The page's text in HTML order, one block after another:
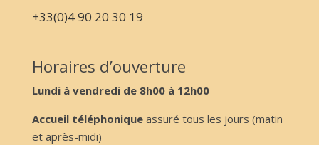
+33(0)4 90 20 30 19
Horaires d’ouverture
Lundi à vendredi de 8h00 à 12h00
Accueil téléphoniqueassuré tous les jours (matin
et après-midi)